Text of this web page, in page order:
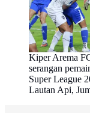
Kiper Arema
serangan
Super League
Lautan Api,